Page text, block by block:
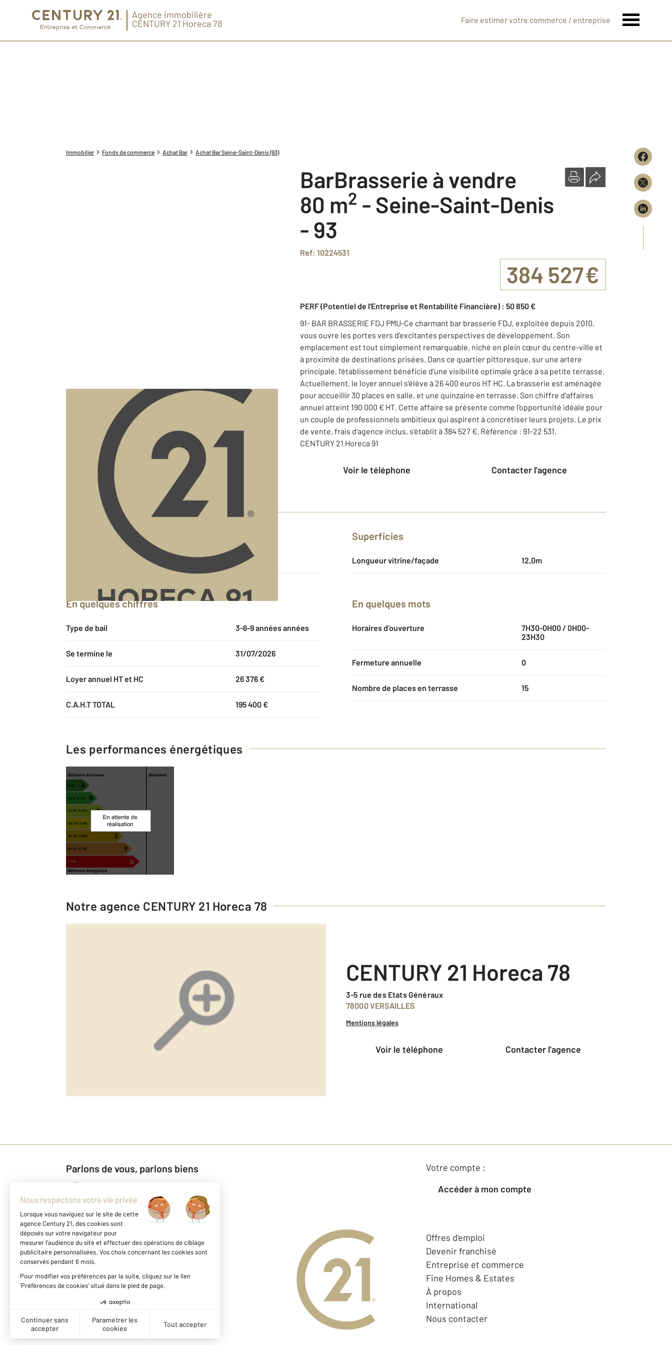
Agence immobilière
CENTURY 21 Horeca 78
Faire estimer votre commerce / entreprise
Immobilier Fonds de commerce Achat Bar Achat Bar Seine-Saint-Denis (93)
BarBrasserie à vendre
80 m2 - Seine-Saint-Denis
- 93
Ref: 10224531
384 527 €
PERF (Potentiel de l'Entreprise et Rentabilité Financière) : 50 850 €
91- BAR BRASSERIE FDJ PMU-Ce charmant bar brasserie FDJ, exploitée depuis 2010,
vous ouvre les portes vers d'excitantes perspectives de développement. Son
emplacement est tout simplement remarquable, niché en plein cœur du centre-ville et
à proximité de destinations prisées. Dans ce quartier pittoresque, sur une artère
principale, l'établissement bénéficie d'une visibilité optimale grâce à sa petite terrasse.
Actuellement, le loyer annuel s'élève à 26 400 euros HT HC. La brasserie est aménagée
pour accueillir 30 places en salle, et une quinzaine en terrasse. Son chiffre d'affaires
annuel atteint 190 000 € HT. Cette affaire se présente comme l'opportunité idéale pour
un couple de professionnels ambitieux qui aspirent à concrétiser leurs projets. Le prix
de vente, frais d'agence inclus, s'établit à 384 527 €. Référence : 91-22 531.
CENTURY 21 Horeca 91
Voir le téléphone Contacter l'agence
Fiche détaillée du bien
Description
93
Superficies
Longueur vitrine/façade 12,0m
En quelques chiffres
Type de bail 3-6-9 années années
Se termine le 31/07/2026
Loyer annuel HT et HC 26 376 €
C.A.H.T TOTAL 195 400 €
En quelques mots
Horaires d’ouverture
7H30-0H00 / 0H00-
23H30
Fermeture annuelle 0
Nombre de places en terrasse 15
Les performances énergétiques
Notre agence CENTURY 21 Horeca 78
CENTURY 21 Horeca 78
3-5 rue des Etats Généraux
78000 VERSAILLES
Mentions légales
voir le téléphone Contacter l'agence
Parlons de vous, parlons biens
Votre compte :
Accéder à mon compte
Offres d'emploi
Devenir franchisé
Entreprise et commerce
Fine Homes & Estates
À propos
International
Nous contacter